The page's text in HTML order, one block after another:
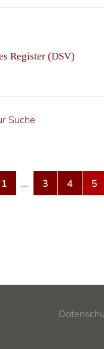
Register (DSV)
Suche
1 … 3 4 5